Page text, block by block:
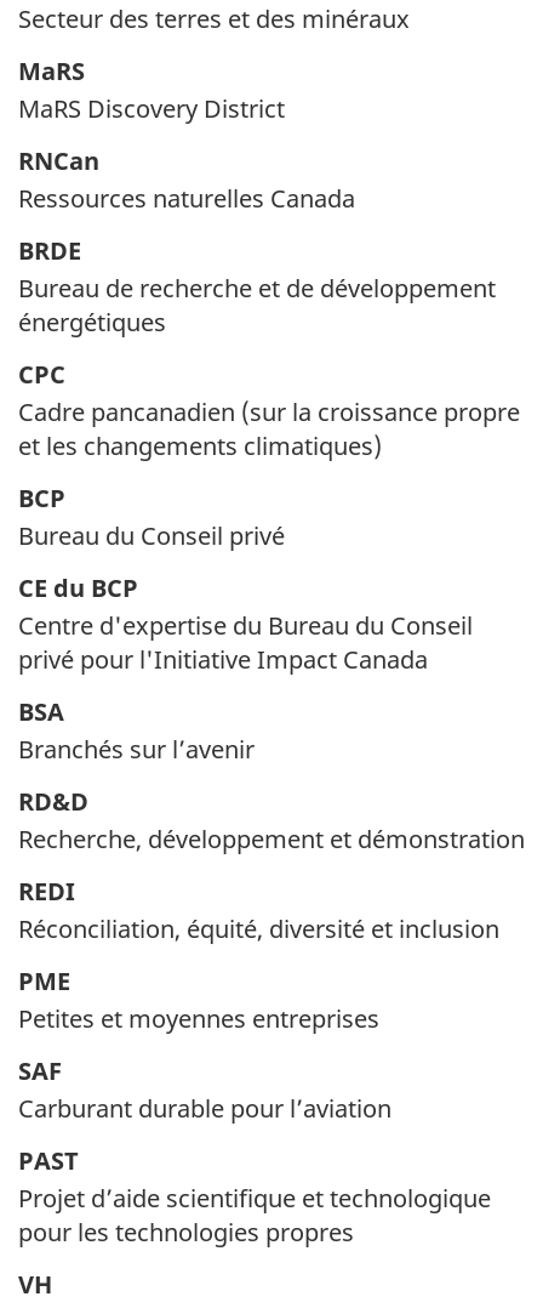
Secteur des terres et des minéraux
MaRS
MaRS Discovery District
RNCan
Ressources naturelles Canada
BRDE
Bureau de recherche et de développement
énergétiques
CPC
Cadre pancanadien (sur la croissance propre
et les changements climatiques)
BCP
Bureau du Conseil privé
CE du BCP
Centre d'expertise du Bureau du Conseil
privé pour l'Initiative Impact Canada
BSA
Branchés sur l’avenir
RD&D
Recherche, développement et démonstration
REDI
Réconciliation, équité, diversité et inclusion
PME
Petites et moyennes entreprises
SAF
Carburant durable pour l’aviation
PAST
Projet d’aide scientifique et technologique
pour les technologies propres
VH